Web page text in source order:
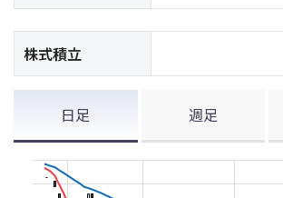
株式積立
日足 週足